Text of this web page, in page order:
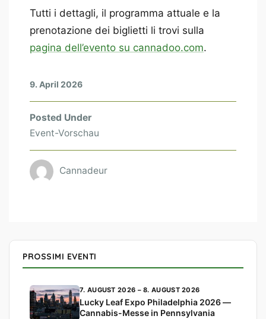
Tutti i dettagli, il programma attuale e la
prenotazione dei biglietti li trovi sulla
pagina dell’evento su cannadoo.com.
9. April 2026
Posted Under
Event-Vorschau
Cannadeur
PROSSIMI EVENTI
7. AUGUST 2026 – 8. AUGUST 2026
Lucky Leaf Expo Philadelphia 2026 —
Cannabis-Messe in Pennsylvania